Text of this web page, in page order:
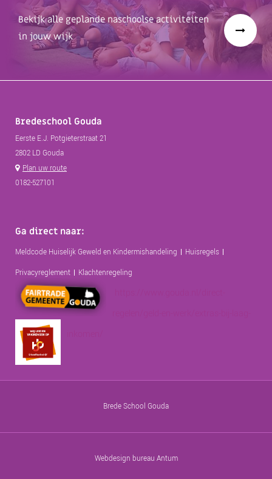
Bekijk alle geplande naschoolse activiteiten
in jouw wijk
Bredeschool Gouda
Eerste E.J. Potgieterstraat 21
2802 LD Gouda
Plan uw route
0182-527101
Ga direct naar:
Meldcode Huiselijk Geweld en Kindermishandeling
Huisregels
Privacyreglement
Klachtenregeling
Brede School Gouda
Webdesign bureau Antum